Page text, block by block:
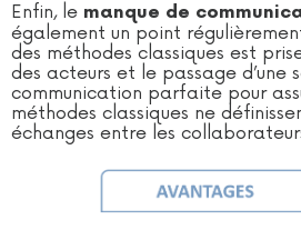
Enfin, le manque de
également un point
des méthodes classiques est
des acteurs et le passage
communication parfaite pour
méthodes classiques ne
échanges entre les